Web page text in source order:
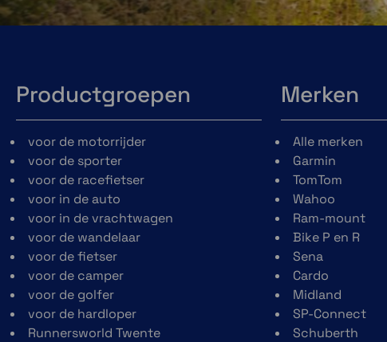
Productgroepen
voor de motorrijder
voor de sporter
voor de racefietser
voor in de auto
voor in de vrachtwagen
voor de wandelaar
voor de fietser
voor de camper
voor de golfer
voor de hardloper
Runnersworld Twente
Merken
Alle merken
Garmin
TomTom
Wahoo
Ram-mount
Bike P en R
Sena
Cardo
Midland
SP-Connect
Schuberth